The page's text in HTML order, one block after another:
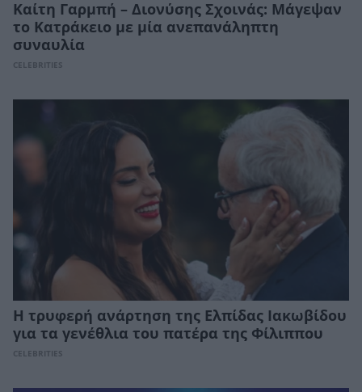
Καίτη Γαρμπή – Διονύσης Σχοινάς: Μάγεψαν
το Κατράκειο με μία ανεπανάληπτη
συναυλία
CELEBRITIES
Η τρυφερή ανάρτηση της Ελπίδας Ιακωβίδου
για τα γενέθλια του πατέρα της Φίλιππου
CELEBRITIES